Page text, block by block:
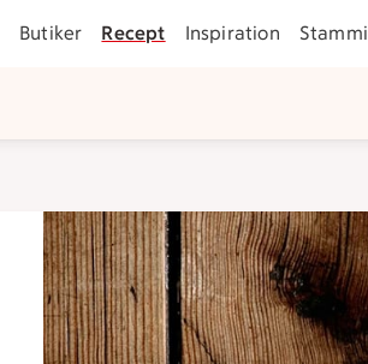
Butiker Recept Inspiration